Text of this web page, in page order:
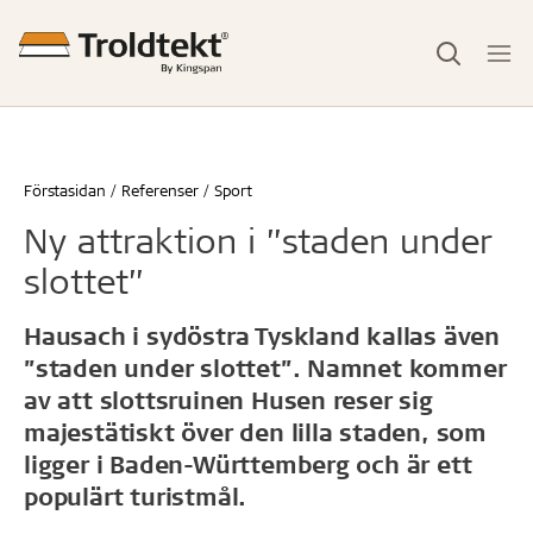
Förstasidan Referenser Sport
Ny attraktion i ”staden under
slottet”
Hausach i sydöstra Tyskland kallas även
”staden under slottet”. Namnet kommer
av att slottsruinen Husen reser sig
majestätiskt över den lilla staden, som
ligger i Baden-Württemberg och är ett
populärt turistmål.